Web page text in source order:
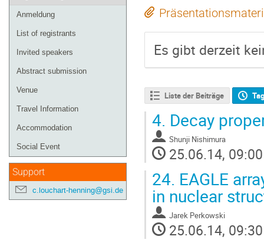
Anmeldung
List of registrants
Invited speakers
Abstract submission
Venue
Travel Information
Accommodation
Social Event
Support
c.louchart-henning@gsi.de
Es gibt derzeit
Liste der Beiträge
4. Decay
Shunji Nishimura
25.06.14, 09:00
24. EAGLE
in nuclear
Jarek Perkowski
25.06.14, 09:30